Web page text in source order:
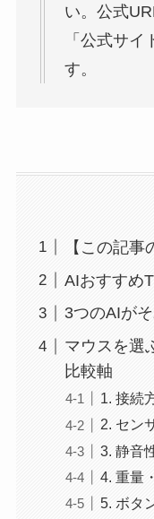
い。公式
「公式サ
す。
【この記
AIおすすめ
3つのAIが
マウスを選
比較軸
1. 接続
2. セン
3. 静音
4. 重量
5. ボタ